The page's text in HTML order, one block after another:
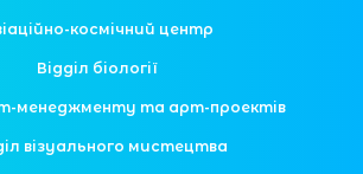
космічний центр
Відділ біології
менеджменту та арт-проектів
візуального мистецтва